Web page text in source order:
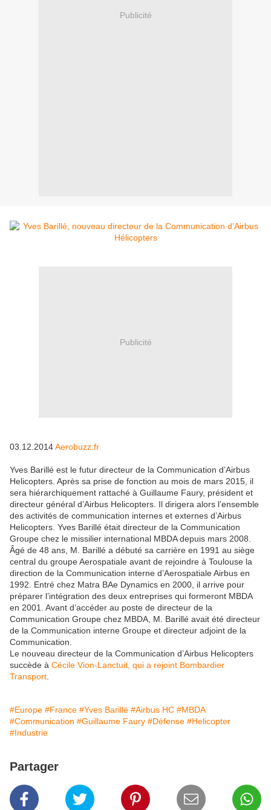
Publicité
Publicité
03.12.2014Aerobuzz.fr
Yves Barillé est le futur directeur de la Communication d’Airbus
Helicopters. Après sa prise de fonction au mois de mars 2015, il
sera hiérarchiquement rattaché à Guillaume Faury, président et
directeur général d’Airbus Helicopters. Il dirigera alors l’ensemble
des activités de communication internes et externes d’Airbus
Helicopters. Yves Barillé était directeur de la Communication
Groupe chez le missilier international MBDA depuis mars 2008.
Âgé de 48 ans, M. Barillé a débuté sa carrière en 1991 au siège
central du groupe Aerospatiale avant de rejoindre à Toulouse la
direction de la Communication interne d’Aerospatiale Airbus en
1992. Entré chez Matra BAe Dynamics en 2000, il arrive pour
préparer l’intégration des deux entreprises qui formeront MBDA
en 2001. Avant d’accéder au poste de directeur de la
Communication Groupe chez MBDA, M. Barillé avait été directeur
de la Communication interne Groupe et directeur adjoint de la
Communication.
Le nouveau directeur de la Communication d’Airbus Helicopters
succède à Cécile Vion-Lanctuit, qui a rejoint Bombardier
Transport
#Europe #France #Yves Barillé #Airbus HC #MBDA
#Communication #Guillaume Faury #Défense #Helicopter
#Industrie
Partager